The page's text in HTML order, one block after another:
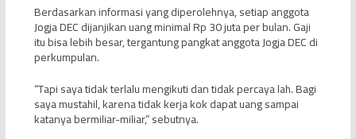
Berdasarkan informasi yang diperolehnya, setiap anggota
Jogja DEC dijanjikan uang minimal Rp 30 juta per bulan. Gaji
itu bisa lebih besar, tergantung pangkat anggota Jogja DEC di
perkumpulan.
“Tapi saya tidak terlalu mengikuti dan tidak percaya lah. Bagi
saya mustahil, karena tidak kerja kok dapat uang sampai
katanya bermiliar-miliar,” sebutnya.